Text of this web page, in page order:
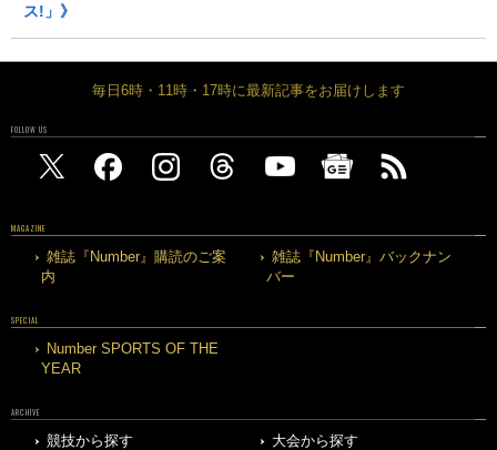
ス!」》
毎日6時・11時・17時に最新記事をお届けします
FOLLOW US
MAGAZINE
雑誌『Number』購読のご案
内
雑誌『Number』バックナン
バー
SPECIAL
Number SPORTS OF THE
YEAR
ARCHIVE
競技から探す
大会から探す